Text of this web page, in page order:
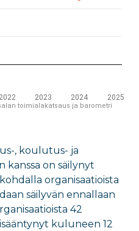
, koulutus- ja
kanssa on säilynyt
organisaatioista
säilyvän ennallaan
42
kuluneen 12